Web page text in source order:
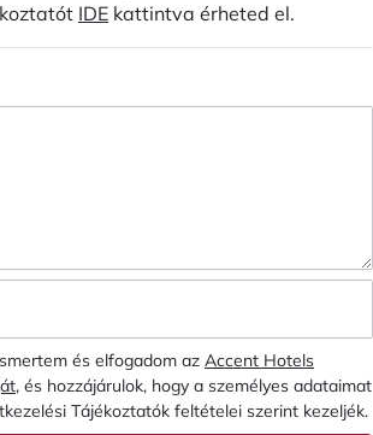
IDE kattintva érheted el.
és elfogadom az Accent Hotels
, és hozzájárulok, hogy a személyes adataimat
Tájékoztatók feltételei szerint kezeljék.